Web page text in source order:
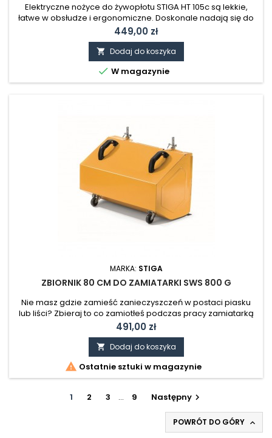
Elektryczne nożyce do żywopłotu STIGA HT 105c są lekkie,
łatwe w obsłudze i ergonomiczne. Doskonale nadają się do
pielęgnacji żywopłotów w ogrodach przydomowych.
Maszyna HT 105c ma silnik elektryczny o mocy 500 W i 51-
centymetrowe podwójne ostrze
Cena
449,00 zł
 Dodaj do koszyka
 W magazynie
MARKA: STIGA
ZBIORNIK 80 CM DO ZAMIATARKI SWS 800 G
Nie masz gdzie zamieść zanieczyszczeń w postaci piasku
lub liści? Zbieraj to co zamiotłeś podczas pracy zamiatarką
STIGA SWS 800 G. Zbiornik o szerokości 80 cm i pojemności
30 l. Kompatybilny z zamiatarką SWS 800 G
Cena
491,00 zł
 Dodaj do koszyka
 Ostatnie sztuki w magazynie
1 2 3 … 9 Następny
POWRÓT DO GÓRY 